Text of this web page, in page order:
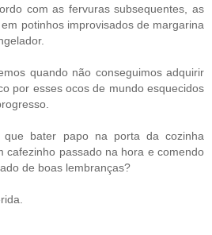
com as fervuras subsequentes, as
potinhos improvisados de margarina
quando não conseguimos adquirir
por esses ocos de mundo esquecidos
que bater papo na porta da cozinha
cafezinho passado na hora e comendo
de boas lembranças?